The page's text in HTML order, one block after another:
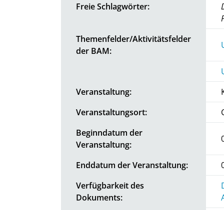
Freie Schlagwörter:
Themenfelder/Aktivitätsfelder
der BAM:
Veranstaltung:
Veranstaltungsort:
Beginndatum der
Veranstaltung:
Enddatum der Veranstaltung:
Verfügbarkeit des
Dokuments: